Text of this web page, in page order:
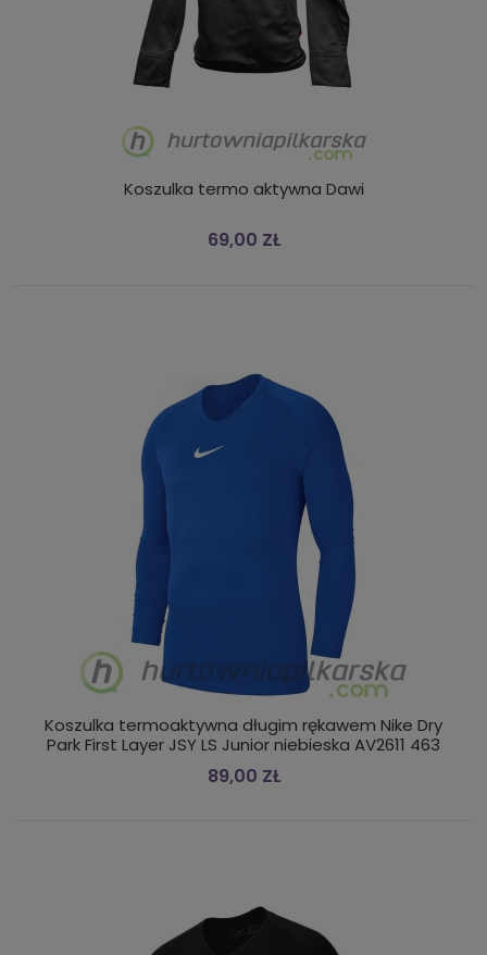
Koszulka termo aktywna Dawi
69,00 ZŁ
Koszulka termoaktywna długim rękawem Nike Dry
Park First Layer JSY LS Junior niebieska AV2611 463
89,00 ZŁ